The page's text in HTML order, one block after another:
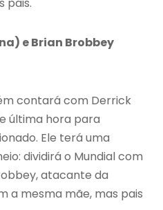
pais.
e Brian Brobbey
contará com Derrick
última hora para
Ele terá uma
dividirá o Mundial com
atacante da
a mesma mãe, mas pais